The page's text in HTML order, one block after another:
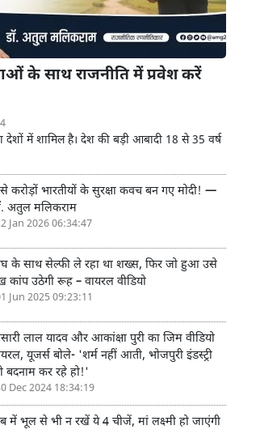
के साथ राजनीति में प्रवेश करें
देशों में शामिल है। देश की बड़ी आबादी 18 से 35 वर्ष
करोड़ों भारतीयों के सुरक्षा कवच बन गए मोदी! —
अतुल मलिकराम
Jan 2026 06:34:47
के साथ सेल्फी ले रहा था शख्स, फिर जो हुआ उसे
कांप उठेगी रूह – वायरल वीडियो
Jun 2025 09:23:11
लाल यादव और आकांक्षा पुरी का जिम वीडियो
यूजर्स बोले- 'शर्म नहीं आती, भोजपुरी इंडस्ट्री
बदनाम कर रहे हो!'
Dec 2024 18:34:19
में भूल से भी न रखें ये 4 चीजें, मां लक्ष्मी हो जाएंगी